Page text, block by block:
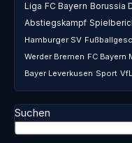
Liga FC Bayern Borussia
Abstiegskampf
Hamburger SV
Werder Bremen FC Bayern
Bayer Leverkusen Sport
Suchen